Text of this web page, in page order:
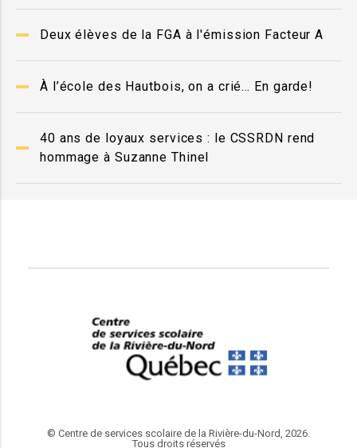
Deux élèves de la FGA à l'émission Facteur A
À l’école des Hautbois, on a crié… En garde!
40 ans de loyaux services : le CSSRDN rend
hommage à Suzanne Thinel
© Centre de services scolaire de la Rivière-du-Nord, 2026.
Tous droits réservés